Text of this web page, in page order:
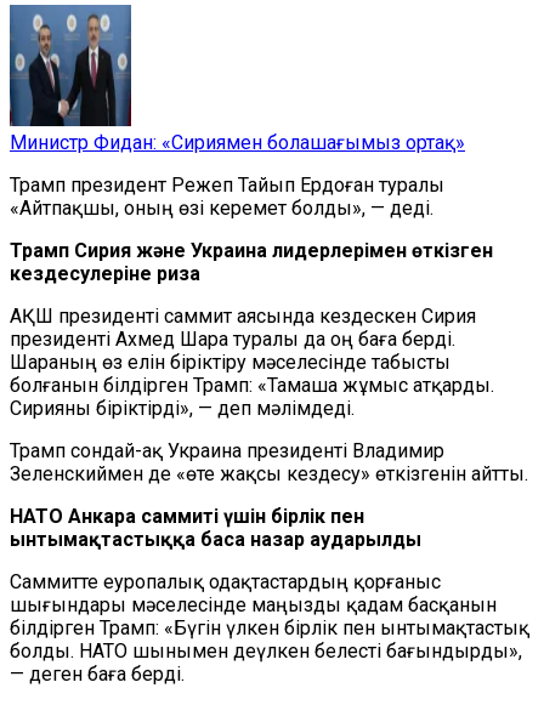
Министр Фидан: «Сириямен болашағымыз ортақ»
Трамп президент Режеп Тайып Ердоған туралы
«Айтпақшы, оның өзі керемет болды», — деді.
Трамп Сирия және Украина лидерлерімен өткізген
кездесулеріне риза
АҚШ президенті саммит аясында кездескен Сирия
президенті Ахмед Шара туралы да оң баға берді.
Шараның өз елін біріктіру мәселесінде табысты
болғанын білдірген Трамп: «Тамаша жұмыс атқарды.
Сирияны біріктірді», — деп мәлімдеді.
Трамп сондай-ақ Украина президенті Владимир
Зеленскиймен де «өте жақсы кездесу» өткізгенін айтты.
НАТО Анкара саммиті үшін бірлік пен
ынтымақтастыққа баса назар аударылды
Саммитте еуропалық одақтастардың қорғаныс
шығындары мәселесінде маңызды қадам басқанын
білдірген Трамп: «Бүгін үлкен бірлік пен ынтымақтастық
болды. НАТО шынымен деүлкен белесті бағындырды»,
— деген баға берді.